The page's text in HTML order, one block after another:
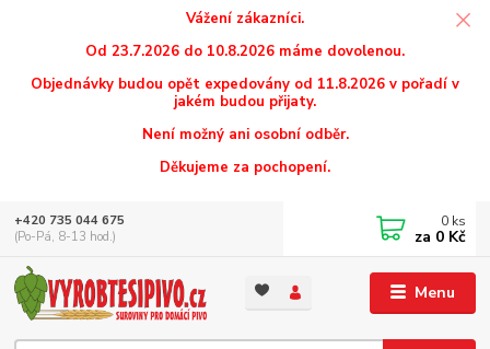
Vážení zákazníci.
Od 23.7.2026 do 10.8.2026 máme dovolenou.
Objednávky budou opět expedovány od 11.8.2026 v pořadí v
jakém budou přijaty.
Není možný ani osobní odběr.
Děkujeme za pochopení.
Menu
+420 735 044 675
(Po-Pá, 8-13 hod.)
0 ks
za 0 Kč